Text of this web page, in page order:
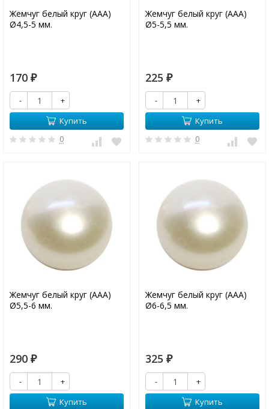
Жемчуг белый круг (ААА)
Ø4,5-5 мм.
170 ₽
-
+
Купить
0
Жемчуг белый круг (ААА)
Ø5-5,5 мм.
225 ₽
-
+
Купить
0
Жемчуг белый круг (ААА)
Ø5,5-6 мм.
290 ₽
-
+
Купить
Жемчуг белый круг (ААА)
Ø6-6,5 мм.
325 ₽
-
+
Купить